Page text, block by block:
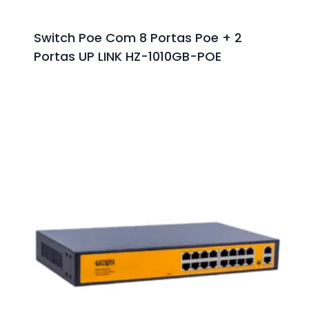
Switch Poe Com 8 Portas Poe + 2
Portas UP LINK HZ-1010GB-POE